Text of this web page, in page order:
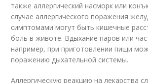
также аллергический насморк или
случае аллергического поражения
симптомами могут быть кишечные
боль в животе. Вдыхание паров или
например, при приготовлении пищи
поражению дыхательной системы.
Аллергическую реакцию на лекарства